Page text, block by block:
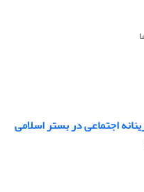
اجتماعی در بستر اسلامی